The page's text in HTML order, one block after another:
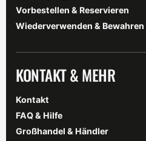
Vorbestellen & Reservieren
Wiederverwenden & Bewahren
KONTAKT & MEHR
Kontakt
FAQ & Hilfe
Großhandel & Händler